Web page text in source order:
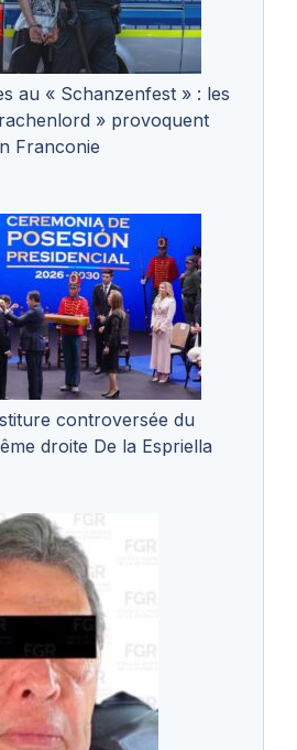
au « Schanzenfest » : les
» provoquent
Franconie
controversée du
droite De la Espriella